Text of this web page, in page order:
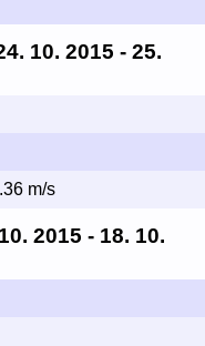
10. 2015 - 25.
m/s
2015 - 18. 10.